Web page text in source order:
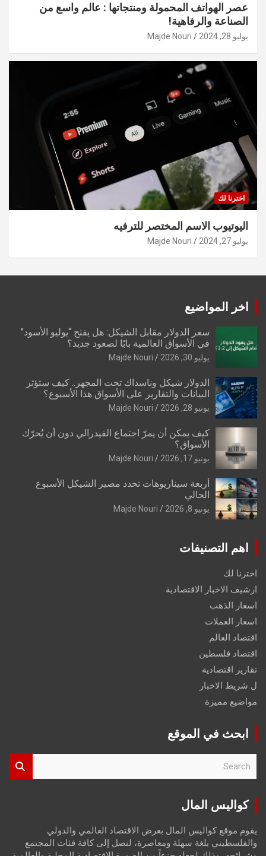
عصر الهواتف المحمولة ومنتجاتها : عالم واسع من
الصناعة والرفاهية!
يوليو 28, 2024 Majde Nouri
اخترنا لك
اليوتيوب الاسم المختصر للترفيه
يوليو 27, 2024 Majde Nouri
اخر المواضيع
سعر الدولار مقابل الشيكل: هل يفتح “يوليو الأسود”
في الأسواق العالمية بابًا لصعود جديد؟
يوليو 30, 2026 Majde Nouri
الدولار شيكل وناسداك تحت المجهر.. كيف ستؤثر
البيانات والتقارير على الأسواق هذا الأسبوع؟
يونيو 28, 2026 Majde Nouri
كيف يمكن أن يمرّ اجتماع الفيدرالي دون أن يُحرّك
الأسواق؟
يونيو 17, 2026 Majde Nouri
أربعة سيناريوهات تحدد مصير الشيكل الأسبوع
الحالي
يونيو 8, 2026 Majde Nouri
اهم التصنيفات
اخترنا لك
ارشيف الاخبار الاقتصادية
اسعار الذهب
اسعار العملات
اقتصاد العالم
اقتصاد فلسطين
تقارير اقتصادية
ل شريط الاخبار
مواضيع مميزة
ابحث في الموقع
r
كواليس المال
يقوم موقع كواليس المال بعرض الاقتصاد العالمي والدولي
والفلسطيني بلغة سهلة ومعاصرة، لتصل إلى كافة فئات المجتمع